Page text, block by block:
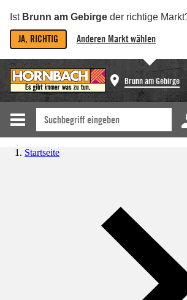
Ist Brunn am Gebirge der richtige
JA, RICHTIG Anderen Markt wählen
Brunn am Gebirge
Startseite